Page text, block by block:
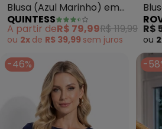
Blusa (Azul Marinho) em
Tricô
QUINTESS
A partir deR$ 79,99R$ 119,99
ou 2x de R$ 39,99 sem juros
R$
ou
-46% -